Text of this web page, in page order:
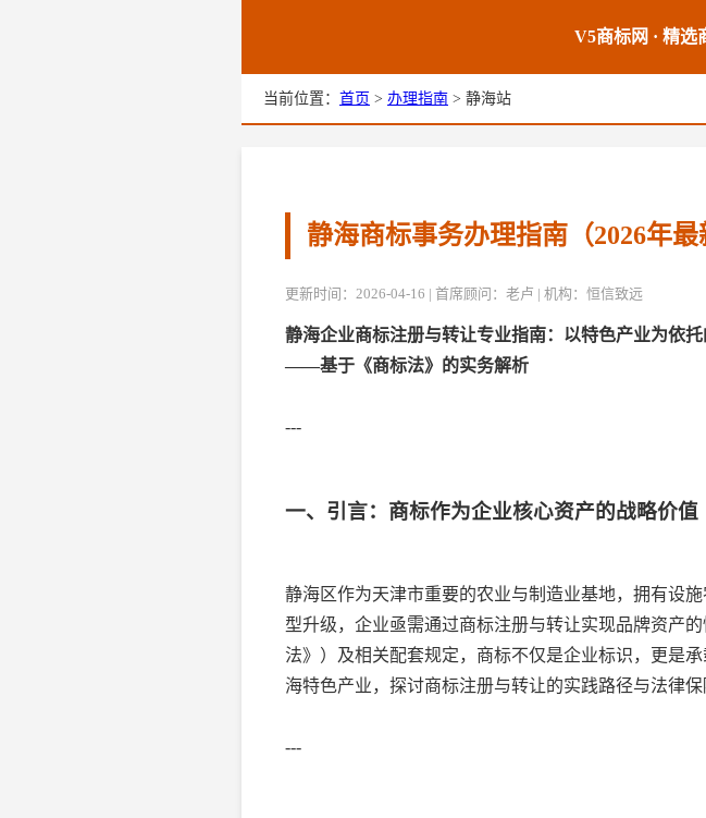
V5商标网 · 精选
当前位置： 首页 > 办理指南 > 静海站
静海商标事务办理指南（2026年最
更新时间：2026-04-16 | 首席顾问：老卢 | 机构：恒信致远
静海企业商标注册与转让专业指南：以特色产业为依
——基于《商标法》的实务解析
---
一、引言：商标作为企业核心资产的战略价值
静海区作为天津市重要的农业与制造业基地，拥有设
型升级，企业亟需通过商标注册与转让实现品牌资产
法》）及相关配套规定，商标不仅是企业标识，更是
海特色产业，探讨商标注册与转让的实践路径与法律保
---